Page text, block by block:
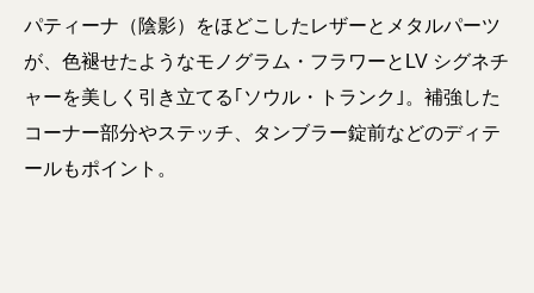
パティーナ（陰影）をほどこしたレザーとメタルパーツ
が、色褪せたようなモノグラム・フラワーとLV シグネチ
ャーを美しく引き立てる｢ソウル・トランク｣。補強した
コーナー部分やステッチ、タンブラー錠前などのディテ
ールもポイント。